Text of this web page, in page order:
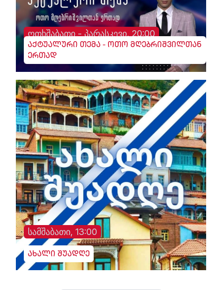
ოთხშაბათი - პარასკევი, 20:00
აქტუალური თემა - ოთო მღებრიშვილთან
ერთად
სამშაბათი, 13:00
ახალი შუადღე